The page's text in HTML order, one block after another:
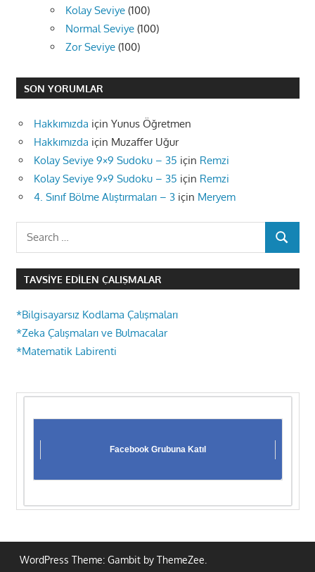
Kolay Seviye (100)
Normal Seviye (100)
Zor Seviye (100)
SON YORUMLAR
Hakkımızda için Yunus Öğretmen
Hakkımızda için Muzaffer Uğur
Kolay Seviye 9×9 Sudoku – 35 için Remzi
Kolay Seviye 9×9 Sudoku – 35 için Remzi
4. Sınıf Bölme Alıştırmaları – 3 için Meryem
Search
SEARCH
TAVSIYE EDILEN ÇALIŞMALAR
*Bilgisayarsız Kodlama Çalışmaları
*Zeka Çalışmaları ve Bulmacalar
*Matematik Labirenti
Facebook Grubuna Katıl
WordPress Theme: Gambit by ThemeZee.